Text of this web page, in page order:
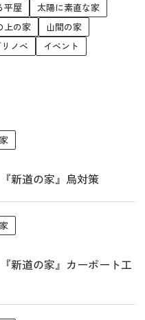
2157
平屋
太陽に素直な家
上の家
山間の家
ノベ
イベント
新道の家』烏対策
新道の家』カーポート工